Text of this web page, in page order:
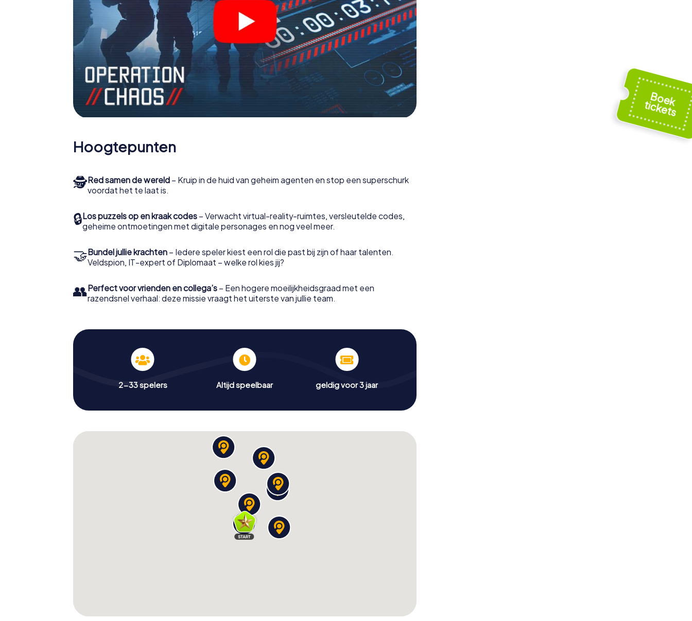
Hoogtepunten
🕵Red samen de wereld – Kruip in de huid van geheim agenten en stop een superschurk
voordat het te laat is.
🔒Los puzzels op en kraak codes – Verwacht virtual-reality-ruimtes, versleutelde codes,
geheime ontmoetingen met digitale personages en nog veel meer.
🤝Bundel jullie krachten – Iedere speler kiest een rol die past bij zijn of haar talenten.
Veldspion, IT-expert of Diplomaat – welke rol kies jij?
👥Perfect voor vrienden en collega’s – Een hogere moeilijkheidsgraad met een
razendsnel verhaal: deze missie vraagt het uiterste van jullie team.
2-33 spelers Altijd speelbaar geldig voor 3 jaar